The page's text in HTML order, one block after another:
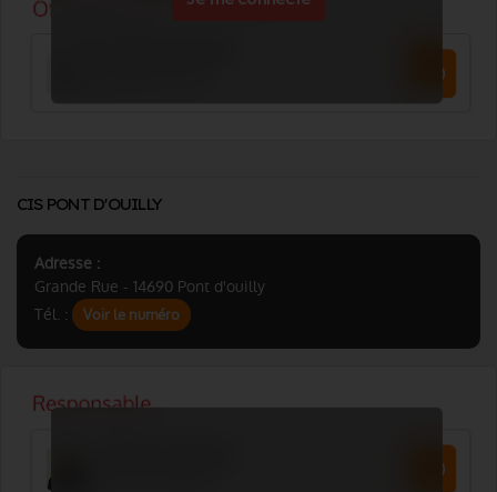
CIS PONT D'OUILLY
Adresse :
Grande Rue - 14690 Pont d'ouilly
Tél. :
Voir le numéro